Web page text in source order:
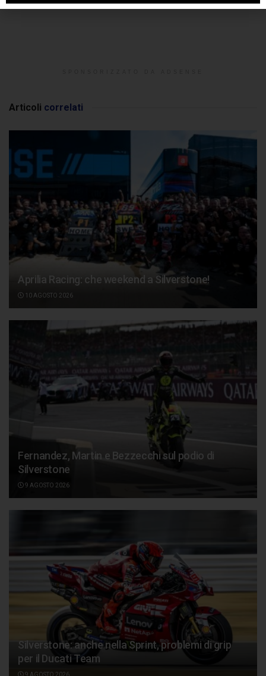
Articoli correlati
Aprilia Racing: che weekend a Silverstone!
10 AGOSTO 2026
Fernandez, Martin e Bezzecchi sul podio di
Silverstone
9 AGOSTO 2026
Silverstone: anche nella Sprint, problemi di grip
per il Ducati Team